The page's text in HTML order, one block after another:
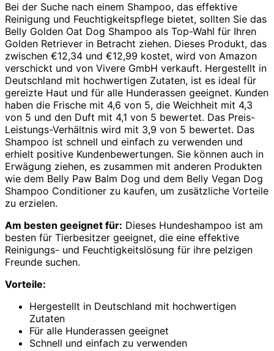
Bei der Suche nach einem Shampoo, das effektive
Reinigung und Feuchtigkeitspflege bietet, sollten Sie das
Belly Golden Oat Dog Shampoo als Top-Wahl für Ihren
Golden Retriever in Betracht ziehen. Dieses Produkt, das
zwischen €12,34 und €12,99 kostet, wird von Amazon
verschickt und von Vivere GmbH verkauft. Hergestellt in
Deutschland mit hochwertigen Zutaten, ist es ideal für
gereizte Haut und für alle Hunderassen geeignet. Kunden
haben die Frische mit 4,6 von 5, die Weichheit mit 4,3
von 5 und den Duft mit 4,1 von 5 bewertet. Das Preis-
Leistungs-Verhältnis wird mit 3,9 von 5 bewertet. Das
Shampoo ist schnell und einfach zu verwenden und
erhielt positive Kundenbewertungen. Sie können auch in
Erwägung ziehen, es zusammen mit anderen Produkten
wie dem Belly Paw Balm Dog und dem Belly Vegan Dog
Shampoo Conditioner zu kaufen, um zusätzliche Vorteile
zu erzielen.
Am besten geeignet für: Dieses Hundeshampoo ist am
besten für Tierbesitzer geeignet, die eine effektive
Reinigungs- und Feuchtigkeitslösung für ihre pelzigen
Freunde suchen.
Vorteile:
Hergestellt in Deutschland mit hochwertigen
Zutaten
Für alle Hunderassen geeignet
Schnell und einfach zu verwenden